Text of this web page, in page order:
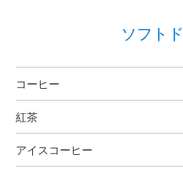
ソフト
コーヒー
紅茶
アイスコーヒー